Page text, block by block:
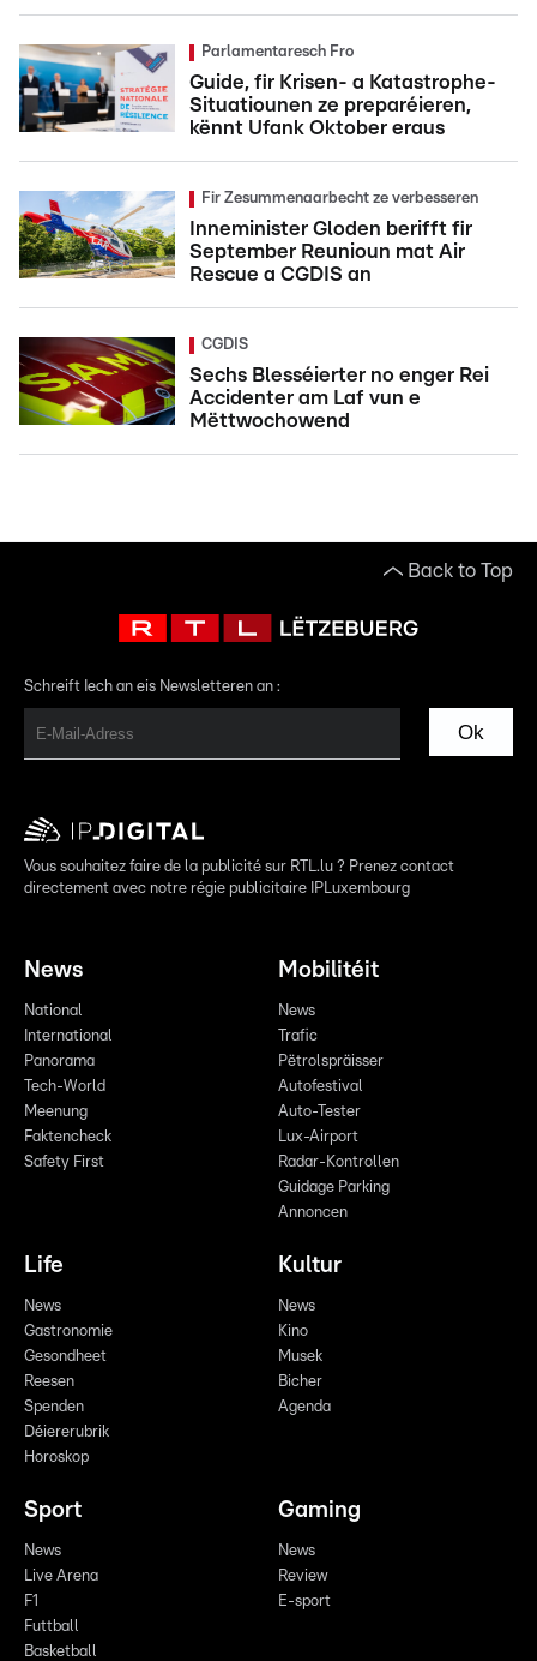
Parlamentaresch Fro
Guide, fir Krisen- a Katastrophe-
Situatiounen ze preparéieren,
kënnt Ufank Oktober eraus
Fir Zesummenaarbecht ze verbesseren
Inneminister Gloden berifft fir
September Reunioun mat Air
Rescue a CGDIS an
CGDIS
Sechs Blesséierter no enger Rei
Accidenter am Laf vun e
Mëttwochowend
Back to Top
Schreift Iech an eis Newsletteren an :
Ok
Vous souhaitez faire de la publicité sur RTL.lu ? Prenez contact
directement avec notre régie publicitaire IPLuxembourg
News
National
International
Panorama
Tech-World
Meenung
Faktencheck
Safety First
Mobilitéit
News
Trafic
Pëtrolspräisser
Autofestival
Auto-Tester
Lux-Airport
Radar-Kontrollen
Guidage Parking
Annoncen
Life
News
Gastronomie
Gesondheet
Reesen
Spenden
Déiererubrik
Horoskop
Kultur
News
Kino
Musek
Bicher
Agenda
Sport
News
Live Arena
F1
Futtball
Basketball
Gaming
News
Review
E-sport